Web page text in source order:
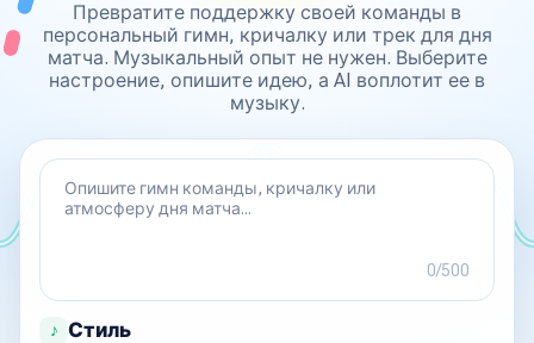
Превратите поддержку своей команды в
персональный гимн, кричалку или трек для дня
матча. Музыкальный опыт не нужен. Выберите
настроение, опишите идею, а AI воплотит ее в
музыку.
0/500
♪ Стиль